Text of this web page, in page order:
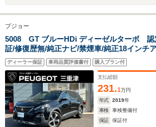
プジョー
5008 GT ブルーHDi ディーゼルターボ 認
証/修復歴無/純正ナビ/禁煙車/純正18インチ
ル/ETC/コントロール/LEDヘッドライト/バッ
ブラインドスポットモニター/ルーフレール
ディーラー保証 車両品質評価書付 購入プラン付
支払総額
231.1万円
年式
2019年
車検
車検整備付
保証
保証付